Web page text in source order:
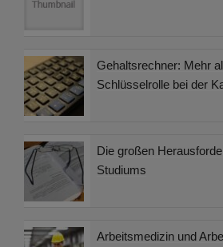
Gehaltsrechner: Mehr
Schlüsselrolle bei der
Die großen
Studiums
Arbeitsmedizin und